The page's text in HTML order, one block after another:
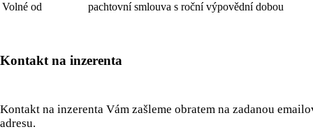
Volné od
pachtovní smlouva s roční výpovědní dobou
Kontakt na inzerenta
Kontakt na inzerenta Vám zašleme obratem na zadanou
adresu.